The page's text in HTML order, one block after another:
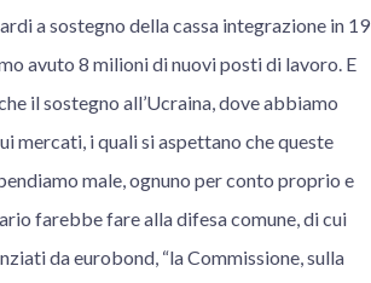
a sostegno della cassa integrazione in 19
avuto 8 milioni di nuovi posti di lavoro. E
il sostegno all’Ucraina, dove abbiamo
mercati, i quali si aspettano che queste
male, ognuno per conto proprio e
farebbe fare alla difesa comune, di cui
da eurobond, “la Commissione, sulla